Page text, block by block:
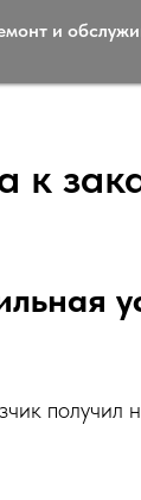
и
к
получил